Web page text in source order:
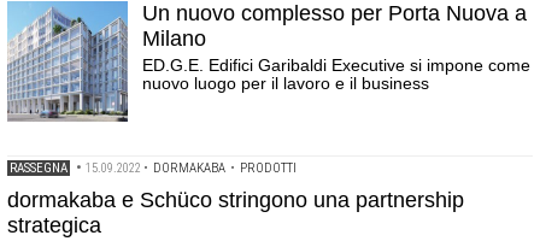
Un nuovo complesso per Porta Nuova a
Milano
ED.G.E. Edifici Garibaldi Executive si impone come
nuovo luogo per il lavoro e il business
RASSEGNA • 15.09.2022 • DORMAKABA • PRODOTTI
dormakaba e Schüco stringono una partnership
strategica